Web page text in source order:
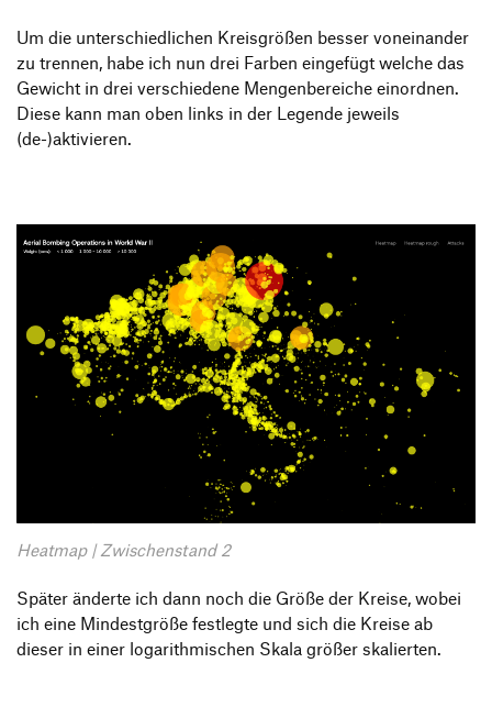
Um die unterschiedlichen Kreisgrößen besser voneinander
zu trennen, habe ich nun drei Farben eingefügt welche das
Gewicht in drei verschiedene Mengenbereiche einordnen.
Diese kann man oben links in der Legende jeweils
(de-)aktivieren.
Heatmap | Zwischenstand 2
Später änderte ich dann noch die Größe der Kreise, wobei
ich eine Mindestgröße festlegte und sich die Kreise ab
dieser in einer logarithmischen Skala größer skalierten.